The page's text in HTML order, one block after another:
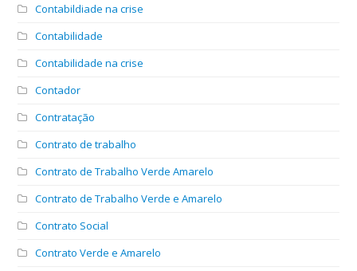
Contabildiade na crise
Contabilidade
Contabilidade na crise
Contador
Contratação
Contrato de trabalho
Contrato de Trabalho Verde Amarelo
Contrato de Trabalho Verde e Amarelo
Contrato Social
Contrato Verde e Amarelo